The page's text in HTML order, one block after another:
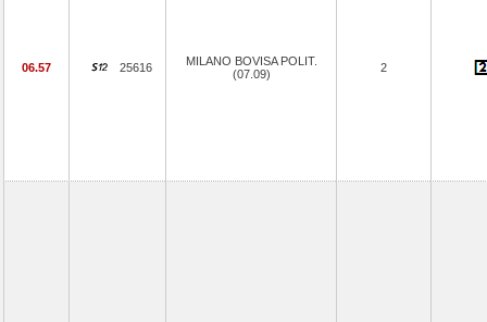
06.57 25616
MILANO BOVISA POLIT.
(07.09)
2